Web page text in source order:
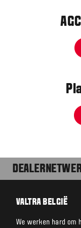
VALTRA BELGIË
We werken hard om